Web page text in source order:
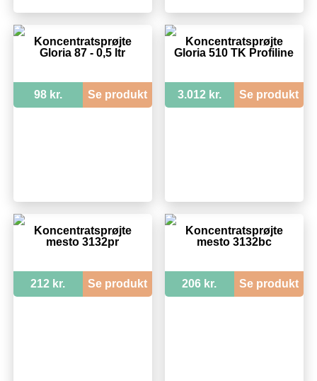
Koncentratsprøjte
Gloria 87 - 0,5 ltr
98 kr. Se produkt
Koncentratsprøjte
Gloria 510 TK Profiline
3.012 kr. Se produkt
Koncentratsprøjte
mesto 3132pr
212 kr. Se produkt
Koncentratsprøjte
mesto 3132bc
206 kr. Se produkt